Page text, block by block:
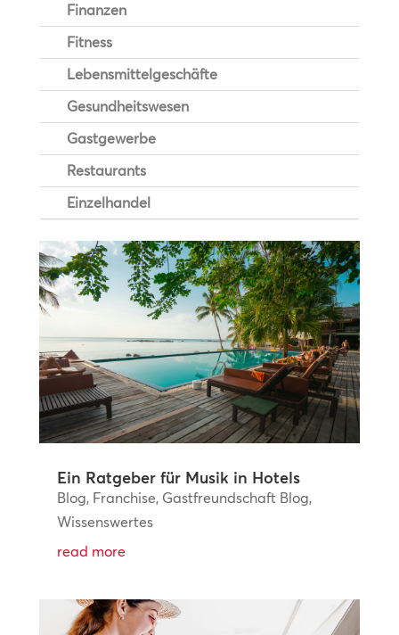
Finanzen
Fitness
Lebensmittelgeschäfte
Gesundheitswesen
Gastgewerbe
Restaurants
Einzelhandel
Ein Ratgeber für Musik in Hotels
Blog, Franchise, Gastfreundschaft Blog,
Wissenswertes
read more